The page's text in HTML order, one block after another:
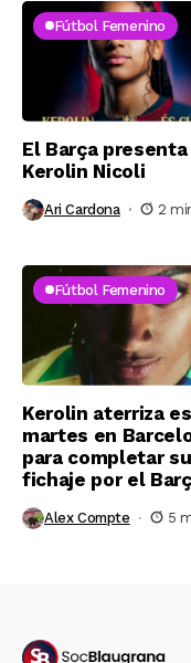
Fútbol Femenino
El Barça presenta
Kerolin Nicoli
Ari Cardona 2
Fútbol Femenino
Kerolin aterriza
martes en
para completar su
fichaje por el
Alex Compte 5